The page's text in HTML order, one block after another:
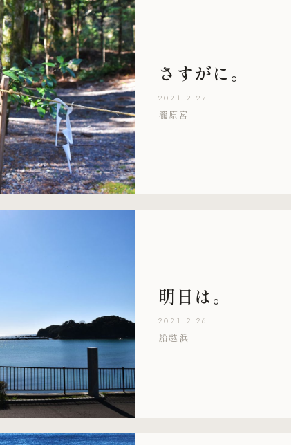
さすがに。
2021.2.27
瀧原宮
明日は。
2021.2.26
船越浜